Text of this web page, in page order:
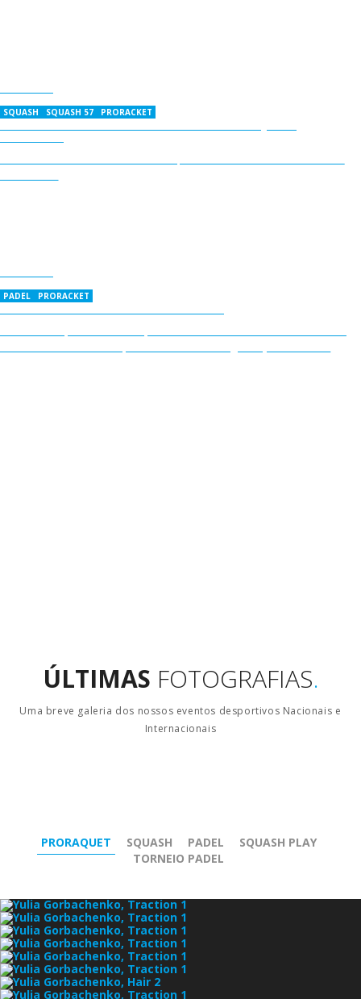
SQUASH SQUASH 57 PRORACKET
PADEL PRORACKET
ÚLTIMAS FOTOGRAFIAS.
Uma breve galeria dos nossos eventos desportivos Nacionais e
Internacionais
PRORAQUET SQUASH PADEL
SQUASH PLAY
TORNEIO PADEL